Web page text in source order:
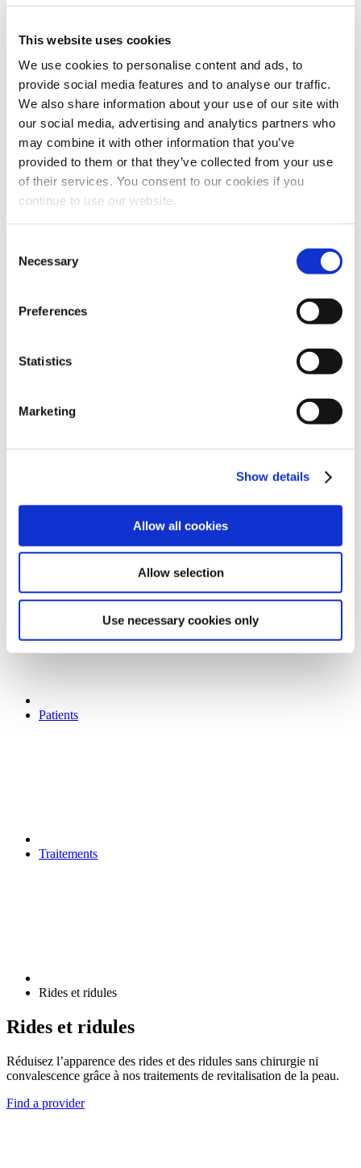
This website uses cookies
We use cookies to personalise content and ads, to
provide social media features and to analyse our traffic.
We also share information about your use of our site with
our social media, advertising and analytics partners who
may combine it with other information that you’ve
provided to them or that they’ve collected from your use
of their services. You consent to our cookies if you
continue to use our website.
Selection
Necessary
Preferences
Statistics
Marketing
Show details
Allow all cookies
Allow selection
Use necessary cookies only
Patients
Rides et ridules
Épilation
Remodelage corporel - Non invasif
Détatouage
Santé des femmes
Traitements
View All Treatments
Prêt à révéler votre beauté ? Commencez par trouver le
Trouver un professionnel
Carrières
Patients
Traitements
Rides et ridules
Rides et ridules
Réduisez l’apparence des rides et des ridules sans chirurgie ni
convalescence grâce à nos traitements de revitalisation de la peau.
Find a provider